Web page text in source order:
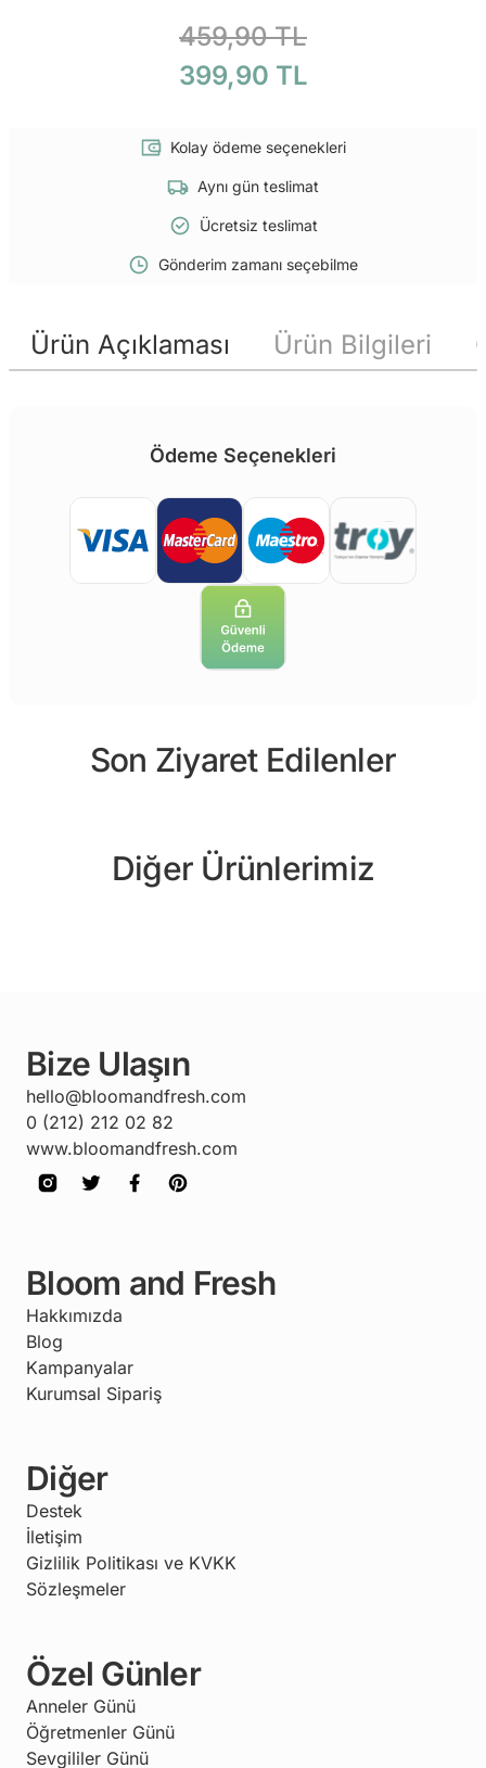
459,90 TL
399,90 TL
Kolay ödeme seçenekleri
Aynı gün teslimat
Ücretsiz teslimat
Gönderim zamanı seçebilme
Ürün Açıklaması Ürün Bilgileri
Ödeme Seçenekleri
Son Ziyaret Edilenler
Diğer Ürünlerimiz
Bize Ulaşın
hello@bloomandfresh.com
0 (212) 212 02 82
www.bloomandfresh.com
Bloom and Fresh
Hakkımızda
Blog
Kampanyalar
Kurumsal Sipariş
Diğer
Destek
İletişim
Gizlilik Politikası ve KVKK
Sözleşmeler
Özel Günler
Anneler Günü
Öğretmenler Günü
Sevgililer Günü